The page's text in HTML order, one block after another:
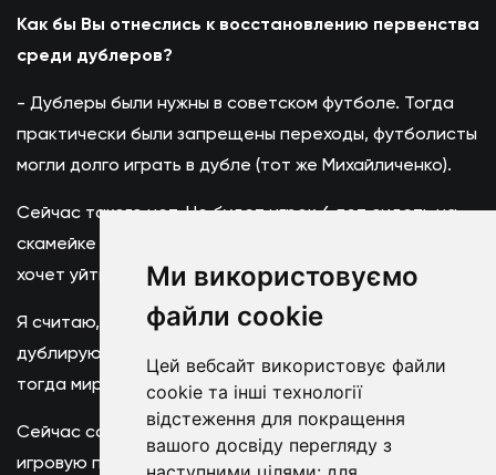
Ми використовуємо
файли cookie
Цей вебсайт використовує файли
cookie та інші технології
відстеження для покращення
вашого досвіду перегляду з
Как бы Вы отнеслись к восстановлению первенства
среди дублеров?
- Дублеры были нужны в советском футболе. Тогда
практически были запрещены переходы, футболисты
могли долго играть в дубле (тот же Михайличенко).
Сейчас такого нет. Не будет игрок 6 лет сидеть на
скамейке - Ребров восстал против "Тоттенхэма" и
хочет уйти, потому что ему не дают играть.
Я считаю, что это возврат в прошлое. Когда то
дублирующие составы давали пользу. Футболисты
тогда мирились с такой системой.
Сейчас создана система, позволяющая давать
игровую практику - не сыграл в высшей лиги, значит